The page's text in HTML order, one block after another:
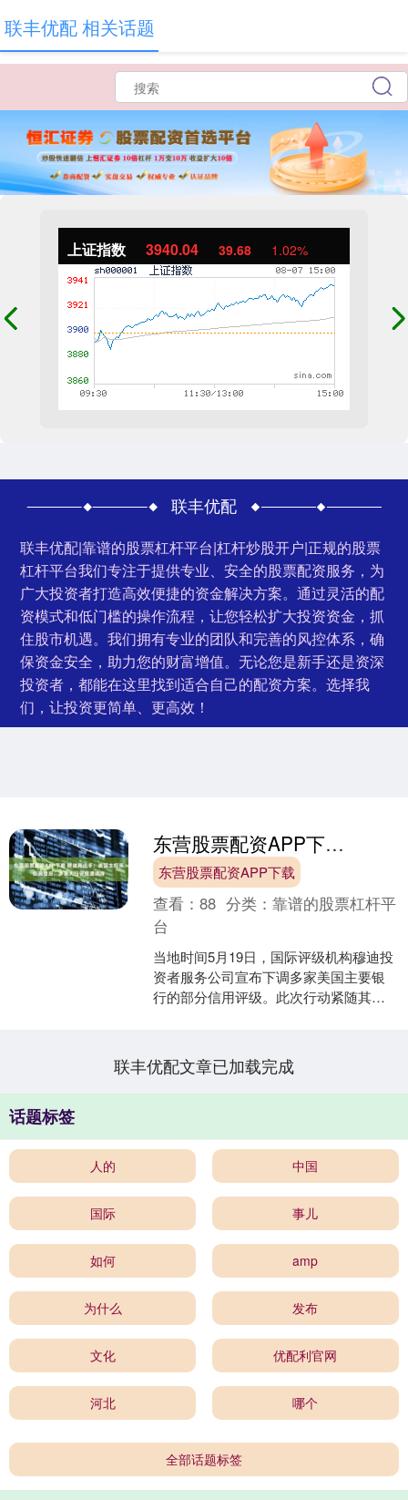
上证指数 3940.04 39.68 1.02%
联丰优配
联丰优配|靠谱的股票杠杆平台|杠杆炒股开户|正规的股票
杠杆平台我们专注于提供专业、安全的股票配资服务，为
广大投资者打造高效便捷的资金解决方案。通过灵活的配
资模式和低门槛的操作流程，让您轻松扩大投资资金，抓
住股市机遇。我们拥有专业的团队和完善的风控体系，确
保资金安全，助力您的财富增值。无论您是新手还是资深
投资者，都能在这里找到适合自己的配资方案。选择我
们，让投资更简单、更高效！
联丰优配 相关话题
东营股票配资APP下载 穆迪再出手！美国主权评级调整后，多家大行评级遭调降
东营股票配资APP下载
查看：88 分类：靠谱的股票杠杆平
台
当地时间5月19日，国际评级机构穆迪投
资者服务公司宣布下调多家美国主要银
行的部分信用评级。此次行动紧随其日
联丰优配文章已加载完成
话题标签
人的 中国
国际 事儿
如何 amp
为什么 发布
文化 优配利官网
河北 哪个
全部话题标签